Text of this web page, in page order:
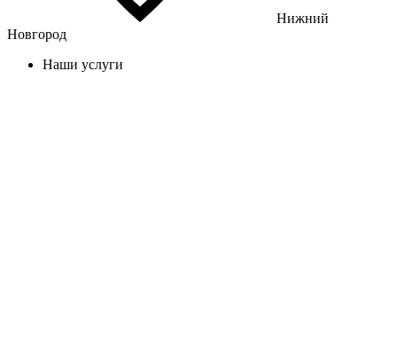
Нижний
Новгород
Наши услуги